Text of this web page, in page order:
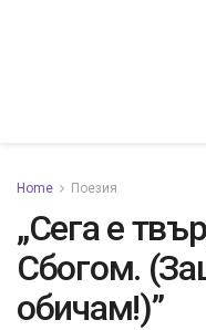
Home Поезия
„Сега е
Сбогом.
обичам!)”